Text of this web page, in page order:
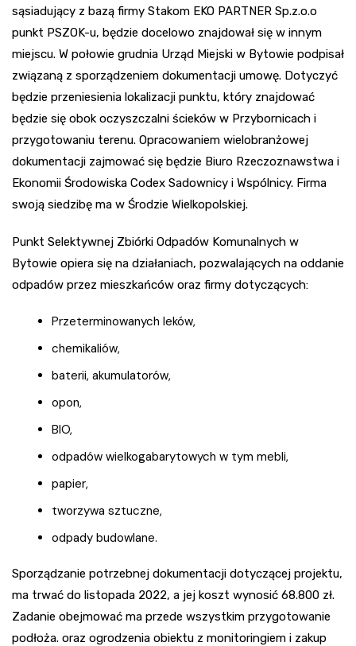
sąsiadujący z bazą firmy Stakom EKO PARTNER Sp.z.o.o
punkt PSZOK-u, będzie docelowo znajdował się w innym
miejscu. W połowie grudnia Urząd Miejski w Bytowie podpisał
związaną z sporządzeniem dokumentacji umowę. Dotyczyć
będzie przeniesienia lokalizacji punktu, który znajdować
będzie się obok oczyszczalni ścieków w Przybornicach i
przygotowaniu terenu. Opracowaniem wielobranżowej
dokumentacji zajmować się będzie Biuro Rzeczoznawstwa i
Ekonomii Środowiska Codex Sadownicy i Wspólnicy. Firma
swoją siedzibę ma w Środzie Wielkopolskiej.
Punkt Selektywnej Zbiórki Odpadów Komunalnych w
Bytowie opiera się na działaniach, pozwalających na oddanie
odpadów przez mieszkańców oraz firmy dotyczących:
Przeterminowanych leków,
chemikaliów,
baterii, akumulatorów,
opon,
BIO,
odpadów wielkogabarytowych w tym mebli,
papier,
tworzywa sztuczne,
odpady budowlane.
Sporządzanie potrzebnej dokumentacji dotyczącej projektu,
ma trwać do listopada 2022, a jej koszt wynosić 68.800 zł.
Zadanie obejmować ma przede wszystkim przygotowanie
podłoża. oraz ogrodzenia obiektu z monitoringiem i zakup